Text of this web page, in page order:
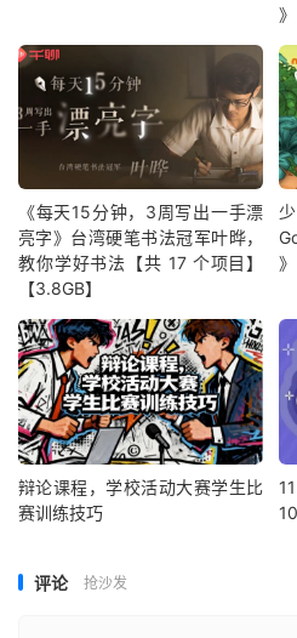
》
《每天15分钟，3周写出一手漂
亮字》台湾硬笔书法冠军叶晔，
教你学好书法【共 17 个项目】
【3.8GB】
》
辩论课程，学校活动大赛学生比
赛训练技巧
评论 抢沙发